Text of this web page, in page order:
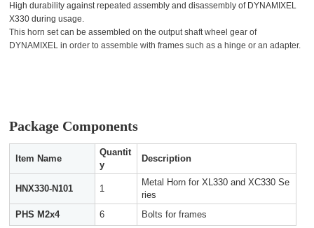
High durability against repeated assembly and disassembly of DYNAMIXEL
X330 during usage.
This horn set can be assembled on the output shaft wheel gear of
DYNAMIXEL in order to assemble with frames such as a hinge or an adapter.
Package Components
Item Name
Quantit
y
Description
HNX330-N101 1
Metal Horn for XL330 and XC330 Se
ries
PHS M2x4
6 Bolts for frames